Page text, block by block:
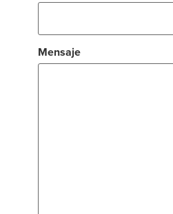
Mensaje